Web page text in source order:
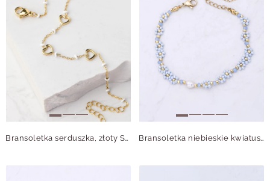
Bransoletka serduszka, złoty S105914Z00 Bransoletka niebieskie kwiatuszki, stal pozłacana S112492Z04